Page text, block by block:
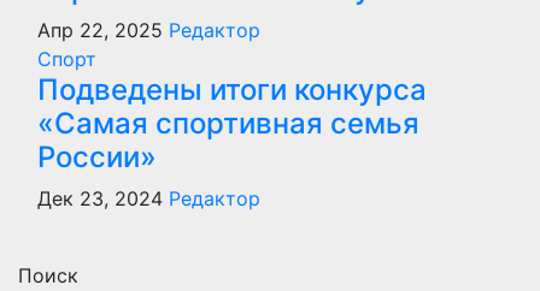
Апр 22, 2025 Редактор
Спорт
Подведены итоги конкурса
«Самая спортивная семья
России»
Дек 23, 2024 Редактор
Поиск